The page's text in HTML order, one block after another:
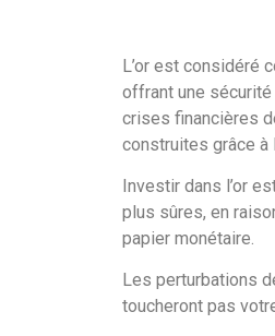
L’or est considéré
offrant une
crises financières
construites grâce à
Investir dans l’or
plus sûres, en
papier monétaire.
Les perturbations
toucheront pas